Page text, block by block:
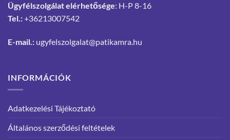
Ügyfélszolgálat elérhetősége: H-P 8-16
Tel.:+36213007542
E-mail.: ugyfelszolgalat@patikamra.hu
INFORMÁCIÓK
Adatkezelési Tájékoztató
Általános szerződési feltételek